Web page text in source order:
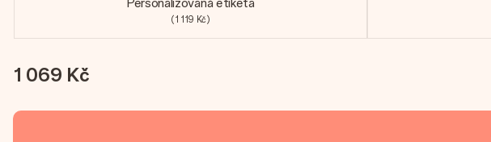
(1 119 Kč)
1 069 Kč